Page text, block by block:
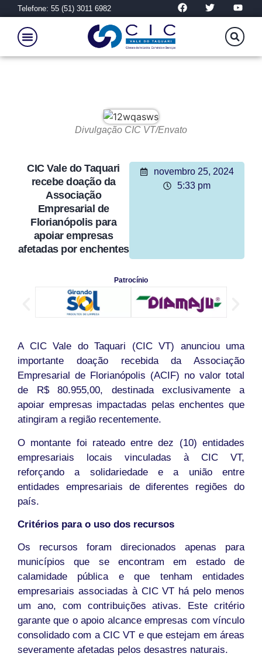
Telefone: 55 (51) 3011 6982
Divulgação CIC VT/Envato
CIC Vale do Taquari
recebe doação da
Associação
Empresarial de
Florianópolis para
apoiar empresas
afetadas por enchentes
novembro 25, 2024
5:33 pm
Patrocínio
A CIC Vale do Taquari (CIC VT) anunciou uma
importante doação recebida da Associação
Empresarial de Florianópolis (ACIF) no valor total
de R$ 80.955,00, destinada exclusivamente a
apoiar empresas impactadas pelas enchentes que
atingiram a região recentemente.
O montante foi rateado entre dez (10) entidades
empresariais locais vinculadas à CIC VT,
reforçando a solidariedade e a união entre
entidades empresariais de diferentes regiões do
país.
Critérios para o uso dos recursos
Os recursos foram direcionados apenas para
municípios que se encontram em estado de
calamidade pública e que tenham entidades
empresariais associadas à CIC VT há pelo menos
um ano, com contribuições ativas. Este critério
garante que o apoio alcance empresas com vínculo
consolidado com a CIC VT e que estejam em áreas
severamente afetadas pelos desastres naturais.